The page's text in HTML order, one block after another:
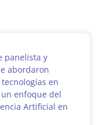
panelista y
abordaron
en
enfoque del
Artificial en